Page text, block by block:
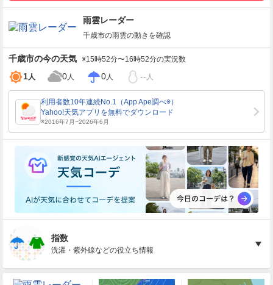
雨雲レーダー
千歳市の雨雲の動きを確認
千歳市の今の天気 ※15時52分〜16時52分の実況数
1人 0人 0人 -- 人
指数
洗濯・紫外線などの役立ち情報